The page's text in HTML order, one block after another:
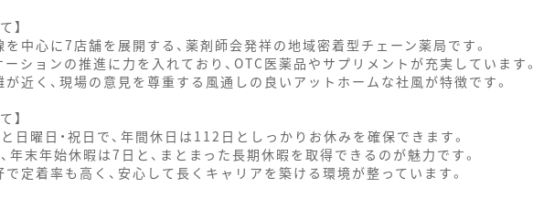
】
中心に7店舗を展開する、薬剤師会発祥の地域密着型チェーン薬局です。
ションの推進に力を入れており、OTC医薬品やサプリメントが充実しています。
近く、現場の意見を尊重する風通しの良いアットホームな社風が特徴です。
】
日曜日・祝日で、年間休日は112日としっかりお休みを確保できます。
年末年始休暇は7日と、まとまった長期休暇を取得できるのが魅力です。
定着率も高く、安心して長くキャリアを築ける環境が整っています。